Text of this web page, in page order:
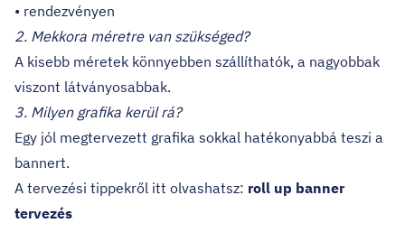
• rendezvényen
2. Mekkora méretre van szükséged?
A kisebb méretek könnyebben szállíthatók, a nagyobbak
viszont látványosabbak.
3. Milyen grafika kerül rá?
Egy jól megtervezett grafika sokkal hatékonyabbá teszi a
bannert.
A tervezési tippekről itt olvashatsz: roll up banner
tervezés